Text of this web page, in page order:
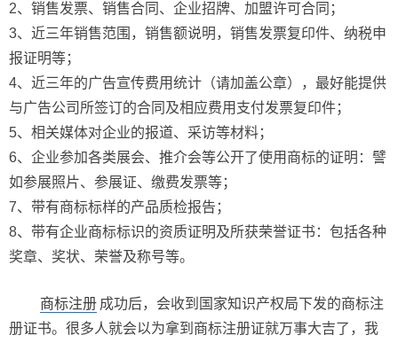
2、销售发票、销售合同、企业招牌、加盟许可合同；
3、近三年销售范围，销售额说明，销售发票复印件、纳税申
报证明等；
4、近三年的广告宣传费用统计（请加盖公章），最好能提供
与广告公司所签订的合同及相应费用支付发票复印件；
5、相关媒体对企业的报道、采访等材料；
6、企业参加各类展会、推介会等公开了使用商标的证明：譬
如参展照片、参展证、缴费发票等；
7、带有商标标样的产品质检报告；
8、带有企业商标标识的资质证明及所获荣誉证书：包括各种
奖章、奖状、荣誉及称号等。
商标注册 成功后，会收到国家知识产权局下发的商标注
册证书。很多人就会以为拿到商标注册证就万事大吉了，我